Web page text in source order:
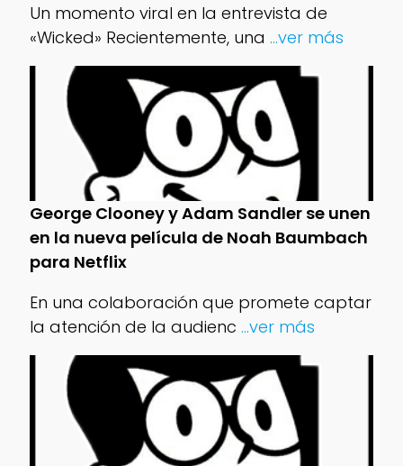
Un momento viral en la entrevista de
«Wicked» Recientemente, una ...ver más
George Clooney y Adam Sandler se unen
en la nueva película de Noah Baumbach
para Netflix
En una colaboración que promete captar
la atención de la audienc ...ver más